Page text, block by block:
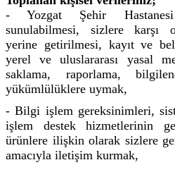
- Yozgat Şehir
sunulabilmesi, sizlere karşı
yerine getirilmesi, kayıt ve
yerel ve uluslararası yasal
saklama, raporlama,
yükümlülüklere uymak,
- Bilgi işlem gereksinimleri,
işlem destek hizmetlerinin
ürünlere ilişkin olarak sizlere
amacıyla iletişim kurmak,